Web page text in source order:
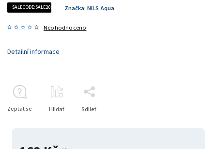
SALECODE:SALE20:20:%
Neohodnoceno
Značka: NILS Aqua
Detailní informace
Zeptat se Hlídat Sdílet